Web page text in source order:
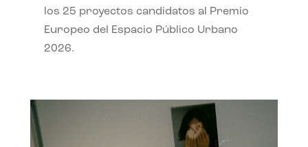
los 25 proyectos candidatos al Premio
Europeo del Espacio Público Urbano
2026.